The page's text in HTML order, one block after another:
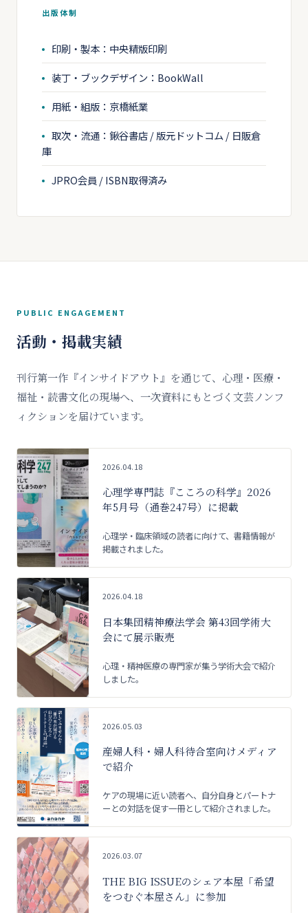
出版体制
印刷・製本：中央精版印刷
装丁・ブックデザイン：BookWall
用紙・組版：京橋紙業
取次・流通：鍬谷書店 / 版元ドットコム / 日販倉
庫
JPRO会員 / ISBN取得済み
PUBLIC ENGAGEMENT
活動・掲載実績
刊行第一作『インサイドアウト』を通じて、心理・医療・
福祉・読書文化の現場へ、一次資料にもとづく文芸ノンフ
ィクションを届けています。
2026.04.18
心理学専門誌『こころの科学』2026
年5月号（通巻247号）に掲載
心理学・臨床領域の読者に向けて、書籍情報が
掲載されました。
2026.04.18
日本集団精神療法学会 第43回学術大
会にて展示販売
心理・精神医療の専門家が集う学術大会で紹介
しました。
2026.05.03
産婦人科・婦人科待合室向けメディア
で紹介
ケアの現場に近い読者へ、自分自身とパートナ
ーとの対話を促す一冊として紹介されました。
2026.03.07
THE BIG ISSUEのシェア本屋「希望
をつむぐ本屋さん」に参加